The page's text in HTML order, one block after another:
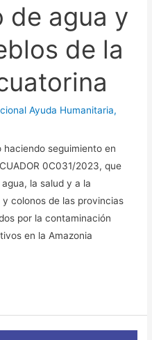
de agua y
de la
Ayuda Humanitaria,
seguimiento en
0C031/2023, que
la salud y a la
colonos de las provincias
por la contaminación
en la Amazonia